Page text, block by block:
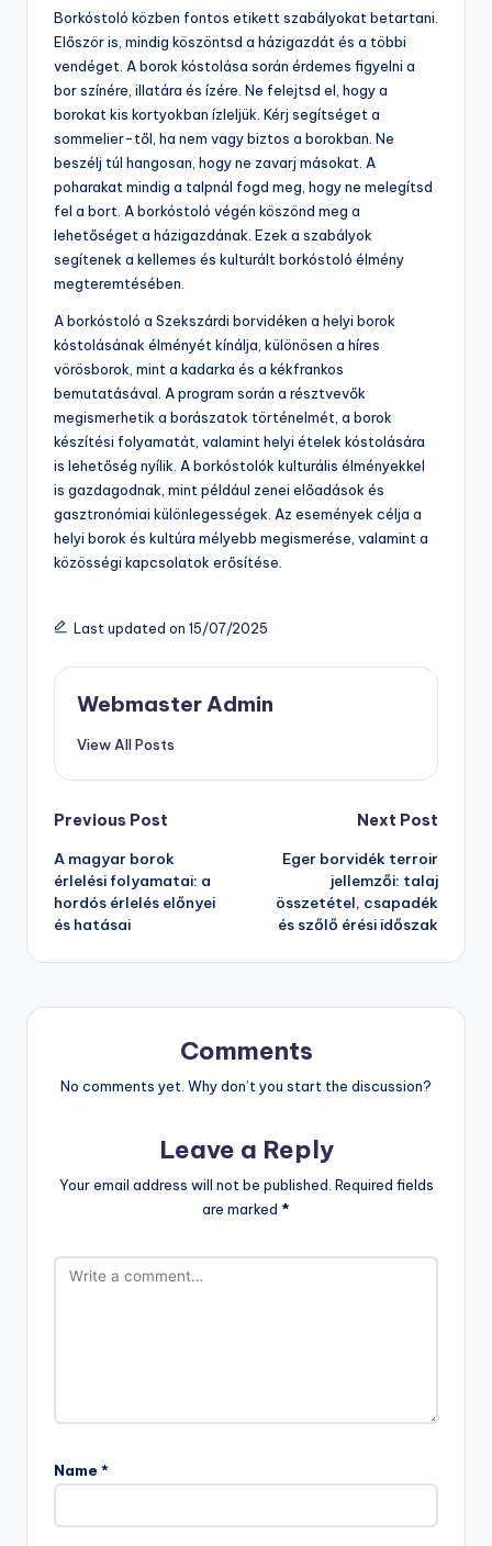
Borkóstoló közben fontos etikett szabályokat betartani.
Először is, mindig köszöntsd a házigazdát és a többi
vendéget. A borok kóstolása során érdemes figyelni a
bor színére, illatára és ízére. Ne felejtsd el, hogy a
borokat kis kortyokban ízleljük. Kérj segítséget a
sommelier-től, ha nem vagy biztos a borokban. Ne
beszélj túl hangosan, hogy ne zavarj másokat. A
poharakat mindig a talpnál fogd meg, hogy ne melegítsd
fel a bort. A borkóstoló végén köszönd meg a
lehetőséget a házigazdának. Ezek a szabályok
segítenek a kellemes és kulturált borkóstoló élmény
megteremtésében.
A borkóstoló a Szekszárdi borvidéken a helyi borok
kóstolásának élményét kínálja, különösen a híres
vörösborok, mint a kadarka és a kékfrankos
bemutatásával. A program során a résztvevők
megismerhetik a borászatok történelmét, a borok
készítési folyamatát, valamint helyi ételek kóstolására
is lehetőség nyílik. A borkóstolók kulturális élményekkel
is gazdagodnak, mint például zenei előadások és
gasztronómiai különlegességek. Az események célja a
helyi borok és kultúra mélyebb megismerése, valamint a
közösségi kapcsolatok erősítése.
Last updated on 15/07/2025
Webmaster Admin
View All Posts
Post
navigation
Previous Post
A magyar borok
érlelési folyamatai: a
hordós érlelés előnyei
és hatásai
Next Post
Eger borvidék terroir
jellemzői: talaj
összetétel, csapadék
és szőlő érési időszak
Comments
No comments yet. Why don’t you start the discussion?
Leave a Reply
Your email address will not be published. Required fields
are marked *
Name *